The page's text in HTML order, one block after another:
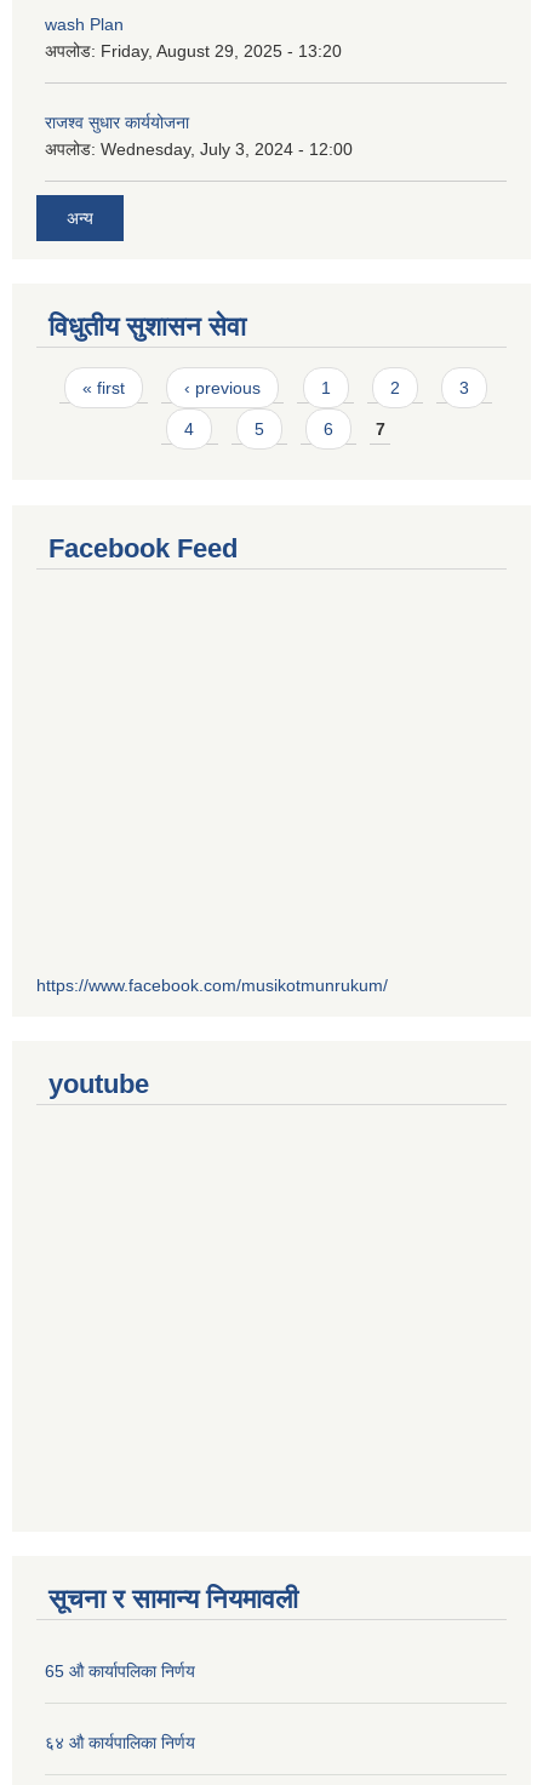
wash Plan
अपलोड: Friday, August 29, 2025 - 13:20
राजश्व सुधार कार्ययोजना
अपलोड: Wednesday, July 3, 2024 - 12:00
अन्य
विधुतीय सुशासन सेवा
Pages
« first ‹ previous 1 2 3
4 5 6 7
Facebook Feed
https://www.facebook.com/musikotmunrukum/
youtube
सूचना र सामान्य नियमावली
65 औ कार्यापलिका निर्णय
६४ औ कार्यपालिका निर्णय